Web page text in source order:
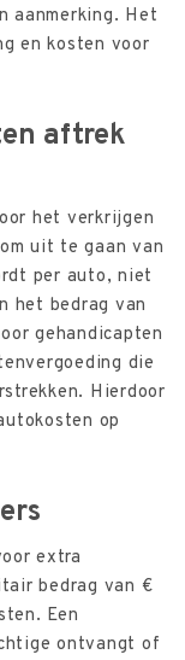
aanmerking. Het
en kosten voor
aftrek
het verkrijgen
uit te gaan van
per auto, niet
het bedrag van
gehandicapten
die
Hierdoor
op
extra
bedrag van €
Een
ontvangt of